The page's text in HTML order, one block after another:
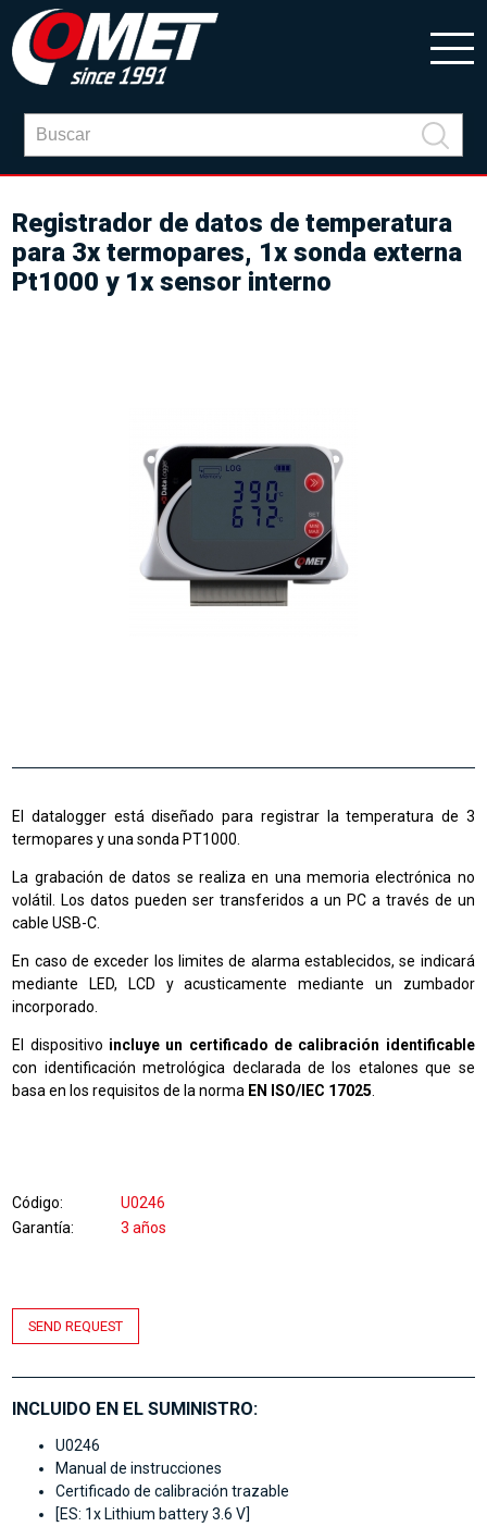
Registrador de datos de temperatura
para 3x termopares, 1x sonda externa
Pt1000 y 1x sensor interno
El datalogger está diseñado para registrar la temperatura de 3
termopares y una sonda PT1000.
La grabación de datos se realiza en una memoria electrónica no
volátil. Los datos pueden ser transferidos a un PC a través de un
cable USB-C.
En caso de exceder los limites de alarma establecidos, se indicará
mediante LED, LCD y acusticamente mediante un zumbador
incorporado.
El dispositivo incluye un certificado de calibración identificable
con identificación metrológica declarada de los etalones que se
basa en los requisitos de la norma EN ISO/IEC 17025
Código
U0246
Garantía
3 años
SEND REQUEST
INCLUIDO EN EL SUMINISTRO:
U0246
Manual de instrucciones
Certificado de calibración trazable
[ES: 1x Lithium battery 3.6 V]